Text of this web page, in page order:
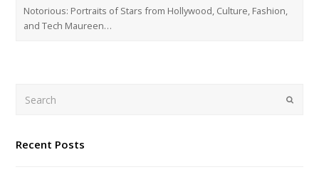
Notorious: Portraits of Stars from Hollywood, Culture, Fashion,
and Tech Maureen…
Submit
Recent Posts